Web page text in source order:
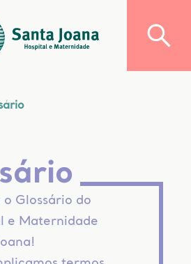
o Glossário do
e Maternidade